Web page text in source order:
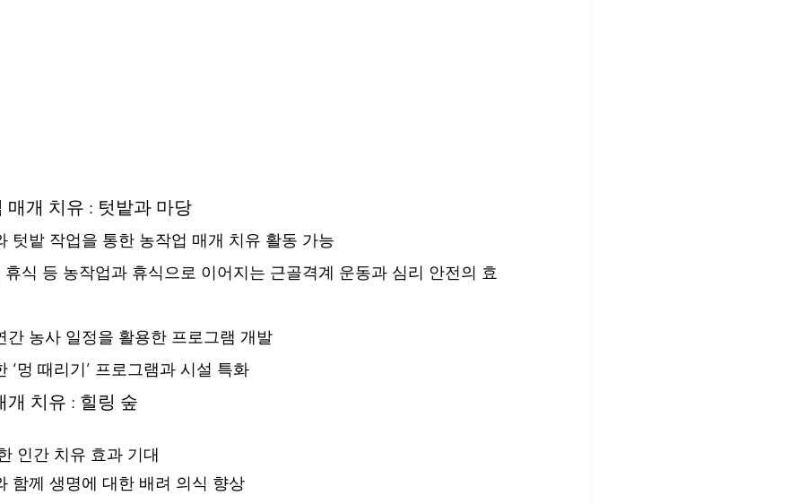
매개 치유 : 텃밭과 마당
텃밭 작업을 통한 농작업 매개 치유 활동 가능
휴식 등 농작업과 휴식으로 이어지는 근골격계 운동과 심리 안전의 효
간 농사 일정을 활용한 프로그램 개발
‘멍 때리기’ 프로그램과 시설 특화
개 치유 : 힐링 숲
인간 치유 효과 기대
함께 생명에 대한 배려 의식 향상